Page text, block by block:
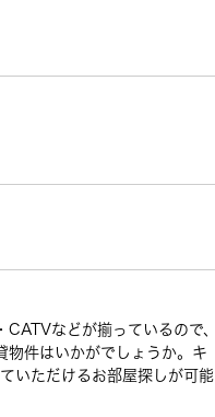
などが揃っているので、
物件はいかがでしょうか。キ
いただけるお部屋探しが可能